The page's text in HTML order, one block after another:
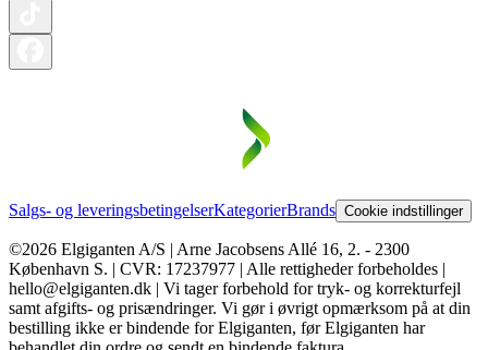
Salgs- og leveringsbetingelserKategorierBrands Cookie indstillinger
©2026 Elgiganten A/S | Arne Jacobsens Allé 16, 2. - 2300
København S. | CVR: 17237977 | Alle rettigheder forbeholdes |
hello@elgiganten.dk | Vi tager forbehold for tryk- og korrekturfejl
samt afgifts- og prisændringer. Vi gør i øvrigt opmærksom på at din
bestilling ikke er bindende for Elgiganten, før Elgiganten har